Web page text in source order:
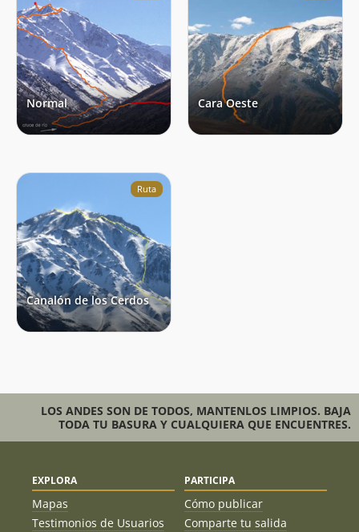
Normal Cara Oeste
Ruta
Canalón de los Cerdos
LOS ANDES SON DE TODOS, MANTENLOS LIMPIOS. BAJA
TODA TU BASURA Y CUALQUIERA QUE ENCUENTRES.
EXPLORA
Mapas
Testimonios de Usuarios
PARTICIPA
Cómo publicar
Comparte tu salida